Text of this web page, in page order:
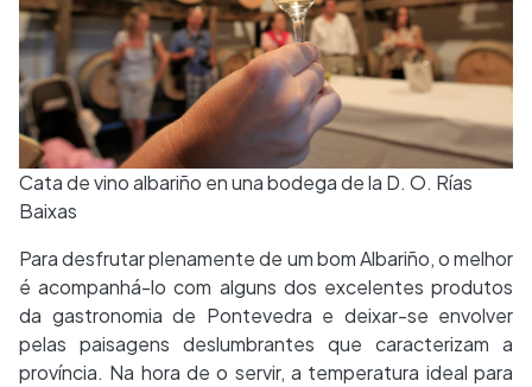
Cata de vino albariño en una bodega de la D. O. Rías
Baixas
Para desfrutar plenamente de um bom Albariño, o melhor
é acompanhá-lo com alguns dos excelentes produtos
da gastronomia de Pontevedra e deixar-se envolver
pelas paisagens deslumbrantes que caracterizam a
província. Na hora de o servir, a temperatura ideal para